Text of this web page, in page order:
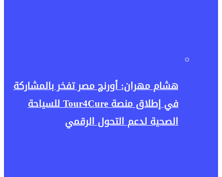
هشام مهران: أورنچ مصر تفخر بالمشاركة
في إطلاق منصة Tour4Cure للسياحة
الصحية لدعم التحول الرقمي